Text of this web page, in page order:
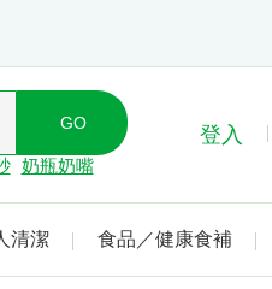
奶瓶奶嘴
登入
清潔 食品／健康食補